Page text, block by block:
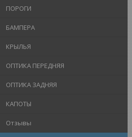
ПОРОГИ
БАМПЕРА
КРЫЛЬЯ
ОПТИКА ПЕРЕДНЯЯ
ОПТИКА ЗАДНЯЯ
КАПОТЫ
Отзывы